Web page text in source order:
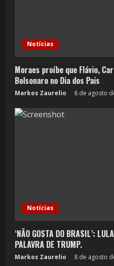
Notícias
Moraes proíbe que Flávio,
Bolsonaro no Dia dos Pais
Markos Zaurelio 8 de agosto
Notícias
‘NÃO GOSTA DO BRASIL’:
PALAVRA DE TRUMP.
Markos Zaurelio 8 de agosto